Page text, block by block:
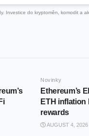
Investice do kryptoměn, komodit a
Novinky
Ethereum’s
ETH
rewards
AUGUST 4, 2026